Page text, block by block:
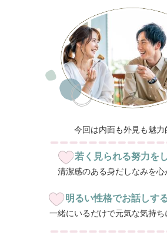
今回は内面も外見も魅力
若く見られる努力を
清潔感のある身だしなみを心
明るい性格でお話しす
一緒にいるだけで元気な気持ち